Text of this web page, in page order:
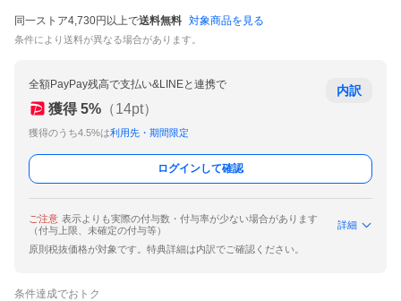
同一ストア4,730円以上で送料無料 対象商品を見る
条件により送料が異なる場合があります。
全額PayPay残高で支払い&LINEと連携で
獲得 5% （14pt）
獲得のうち4.5%は利用先・期間限定
内訳
ログインして確認
ご注意 表示よりも実際の付与数・付与率が少ない場合があります
（付与上限、未確定の付与等）
詳細
原則税抜価格が対象です。特典詳細は内訳でご確認ください。
条件達成でおトク